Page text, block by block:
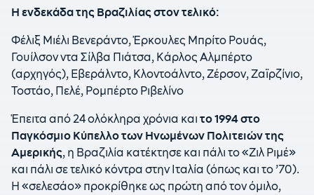
Η ενδεκάδα της Βραζιλίας στον τελικό:
Φέλιξ Μιέλι Βενεράντο, Έρκουλες Μπρίτο Ρουάς,
Γουίλσον ντα Σίλβα Πιάτσα, Κάρλος Αλμπέρτο
(αρχηγός), Εβεράλντο, Κλοντοάλντο, Ζέρσον, Ζαϊρζίνιο,
Τοστάο, Πελέ, Ρομπέρτο Ριβελίνο
Έπειτα από 24 ολόκληρα χρόνια και το 1994 στο
Παγκόσμιο Κύπελλο των Ηνωμένων Πολιτειών της
Αμερικής, η Βραζιλία κατέκτησε και πάλι το «Ζιλ Ριμέ»
και πάλι σε τελικό κόντρα στην Ιταλία (όπως και το ’70).
Η «σελεσάο» προκρίθηκε ως πρώτη από τον όμιλο,